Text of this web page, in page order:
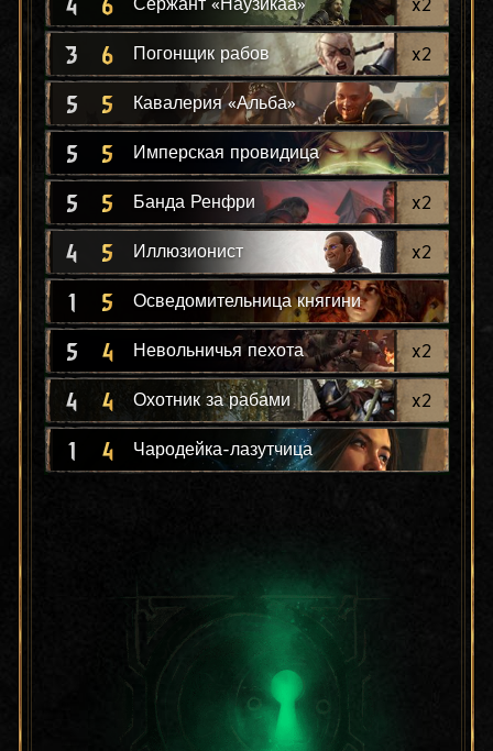
4 6 Сержант «Наузикаа» x2
3 6 Погонщик рабов x2
5 5 Кавалерия «Альба»
5 5 Имперская провидица
5 5 Банда Ренфри x2
4 5 Иллюзионист x2
1 5 Осведомительница княгини
5 4 Невольничья пехота x2
4 4 Охотник за рабами x2
1 4 Чародейка-лазутчица